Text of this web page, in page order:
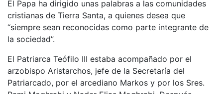
El Papa ha dirigido unas palabras a las comunidades
cristianas de Tierra Santa, a quienes desea que
“siempre sean reconocidas como parte integrante de
la sociedad”.
El Patriarca Teófilo III estaba acompañado por el
arzobispo Aristarchos, jefe de la Secretaría del
Patriarcado, por el arcediano Markos y por los Sres.